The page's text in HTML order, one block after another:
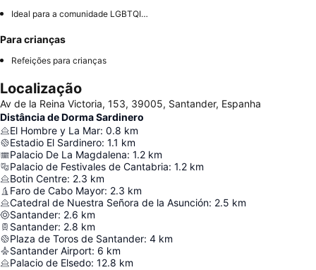
Ideal para a comunidade LGBTQIA+
Para crianças
Refeições para crianças
Localização
Av de la Reina Victoria, 153, 39005, Santander, Espanha
Distância de Dorma Sardinero
El Hombre y La Mar: 0.8 km
Estadio El Sardinero: 1.1 km
Palacio De La Magdalena: 1.2 km
Palacio de Festivales de Cantabria: 1.2 km
Botin Centre: 2.3 km
Faro de Cabo Mayor: 2.3 km
Catedral de Nuestra Señora de la Asunción: 2.5 km
Santander: 2.6 km
Santander: 2.8 km
Plaza de Toros de Santander: 4 km
Santander Airport: 6 km
Palacio de Elsedo: 12.8 km